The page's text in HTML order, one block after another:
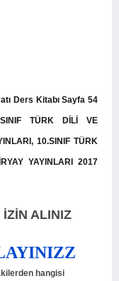
Ders Kitabı Sayfa 54
TÜRK DİLİ VE
10.SINIF TÜRK
YAYINLARI 2017
İZİN ALINIZ
hangisi